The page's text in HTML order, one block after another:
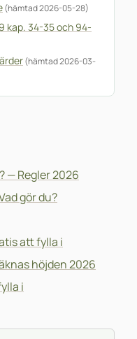
(hämtad 2026-05-28)
kap. 34-35 och 94-
(hämtad 2026-03-
— Regler 2026
gör du?
att fylla i
höjden 2026
i